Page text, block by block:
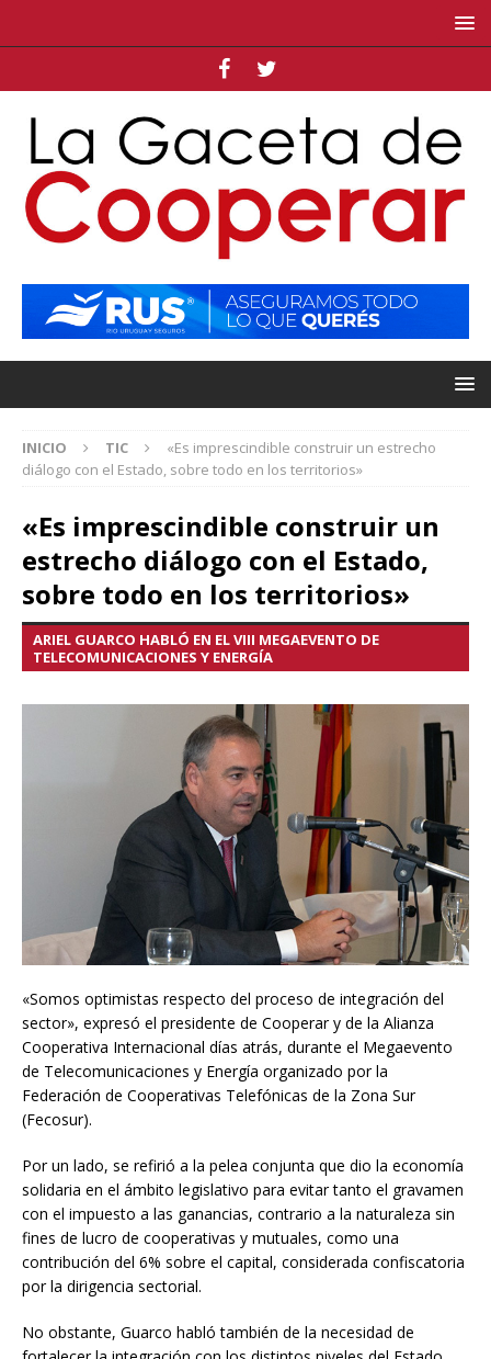
INICIO TIC
«Es imprescindible construir un estrecho
diálogo con el Estado, sobre todo en los territorios»
«Es imprescindible construir un
estrecho diálogo con el Estado,
sobre todo en los territorios»
ARIEL GUARCO HABLÓ EN EL VIII MEGAEVENTO DE
TELECOMUNICACIONES Y ENERGÍA
«Somos optimistas respecto del proceso de integración del
sector», expresó el presidente de Cooperar y de la Alianza
Cooperativa Internacional días atrás, durante el Megaevento
de Telecomunicaciones y Energía organizado por la
Federación de Cooperativas Telefónicas de la Zona Sur
(Fecosur).
Por un lado, se refirió a la pelea conjunta que dio la economía
solidaria en el ámbito legislativo para evitar tanto el gravamen
con el impuesto a las ganancias, contrario a la naturaleza sin
fines de lucro de cooperativas y mutuales, como una
contribución del 6% sobre el capital, considerada confiscatoria
por la dirigencia sectorial.
No obstante, Guarco habló también de la necesidad de